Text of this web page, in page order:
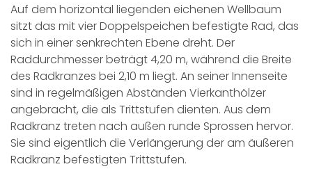
Auf dem horizontal liegenden eichenen Wellbaum
sitzt das mit vier Doppelspeichen befestigte Rad, das
sich in einer senkrechten Ebene dreht. Der
Raddurchmesser beträgt 4,20 m, während die Breite
des Radkranzes bei 2,10 m liegt. An seiner Innenseite
sind in regelmäßigen Abständen Vierkanthölzer
angebracht, die als Trittstufen dienten. Aus dem
Radkranz treten nach außen runde Sprossen hervor.
Sie sind eigentlich die Verlängerung der am äußeren
Radkranz befestigten Trittstufen.